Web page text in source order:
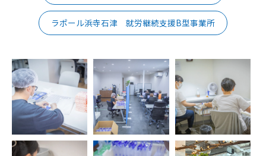
ラポール浜寺石津 就労継続支援B型事業所